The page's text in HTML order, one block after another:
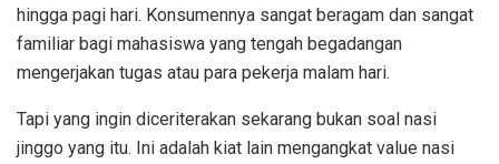
hingga pagi hari. Konsumennya sangat beragam dan sangat
familiar bagi mahasiswa yang tengah begadangan
mengerjakan tugas atau para pekerja malam hari.
Tapi yang ingin diceriterakan sekarang bukan soal nasi
jinggo yang itu. Ini adalah kiat lain mengangkat value nasi